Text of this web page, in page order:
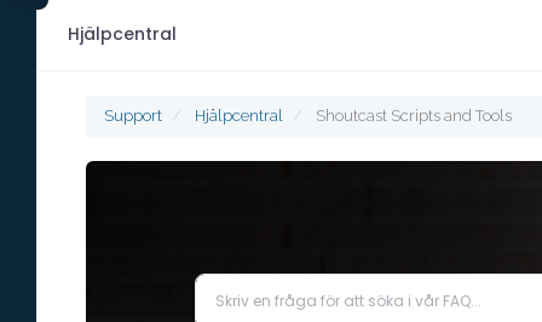
Hjälpcentral
Support Hjälpcentral Shoutcast Scripts and Tools